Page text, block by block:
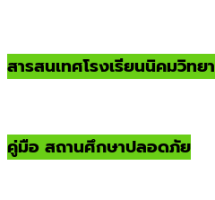
สารสนเทศโรงเรียนนิคมวิทยา
คู่มือ สถานศึกษาปลอดภัย